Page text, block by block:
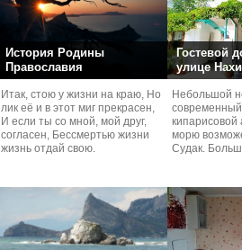
История Родины
Православия
Итак, стою у жизни на краю, Но
лик её и в этот миг прекрасен,
И если ты со мной, мой друг,
согласен, Бессмертью жизни
жизнь отдай свою.
Гостевой
улице
Небольшой
кипарисовой
морю
Судaк.